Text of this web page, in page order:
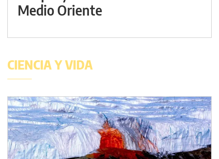
Medio Oriente
CIENCIA Y VIDA